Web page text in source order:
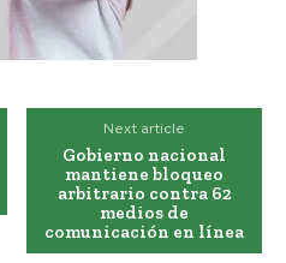
Next article
Gobierno nacional
mantiene bloqueo
arbitrario contra 62
medios de
comunicación en línea